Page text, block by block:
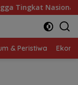
Masak Serba Ikan
& Peristiwa